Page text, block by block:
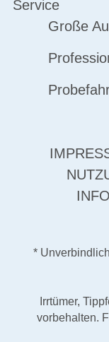
Service
Große
*
Irrtümer,
vorbehalten.